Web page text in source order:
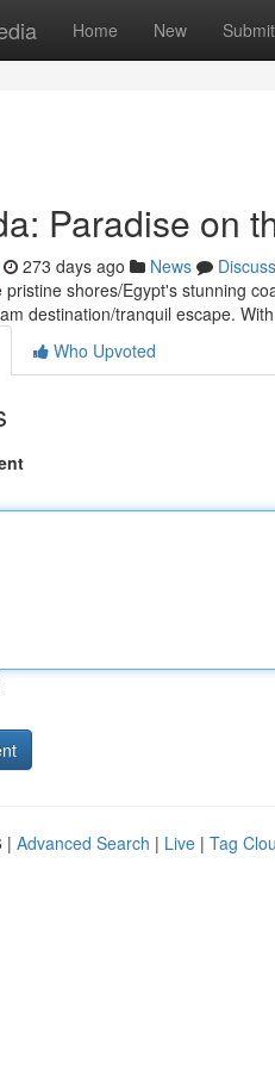
Home New Submit
Paradise on
273 days ago News
Discuss
pristine shores/Egypt's stunning
destination/tranquil escape.
Who Upvoted
| Advanced Search | Live | Tag